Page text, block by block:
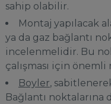
sahip olabilir.
Montaj yapılacak
ya da gaz bağlantı
incelenmelidir. Bu
çalışması için önemli
Boyler,
Bağlantı